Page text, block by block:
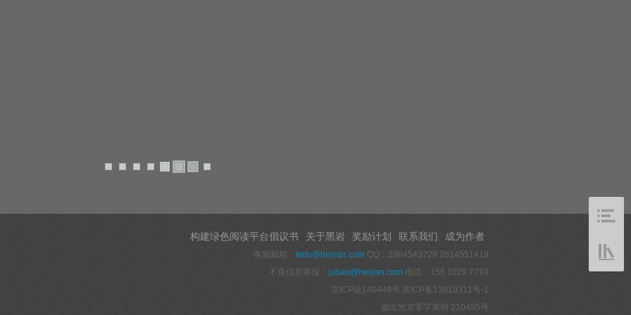
构建绿色阅读平台倡议书 关于黑岩 奖励计划 联系我们 成为作者
客服邮箱： kefu@heiyan.com QQ：2984543729 2814551419
不良信息举报： jubao@heiyan.com 电话：158 1029 7793
京ICP证140449号 京ICP备13019311号-1
新出发京零字第朝 210455号